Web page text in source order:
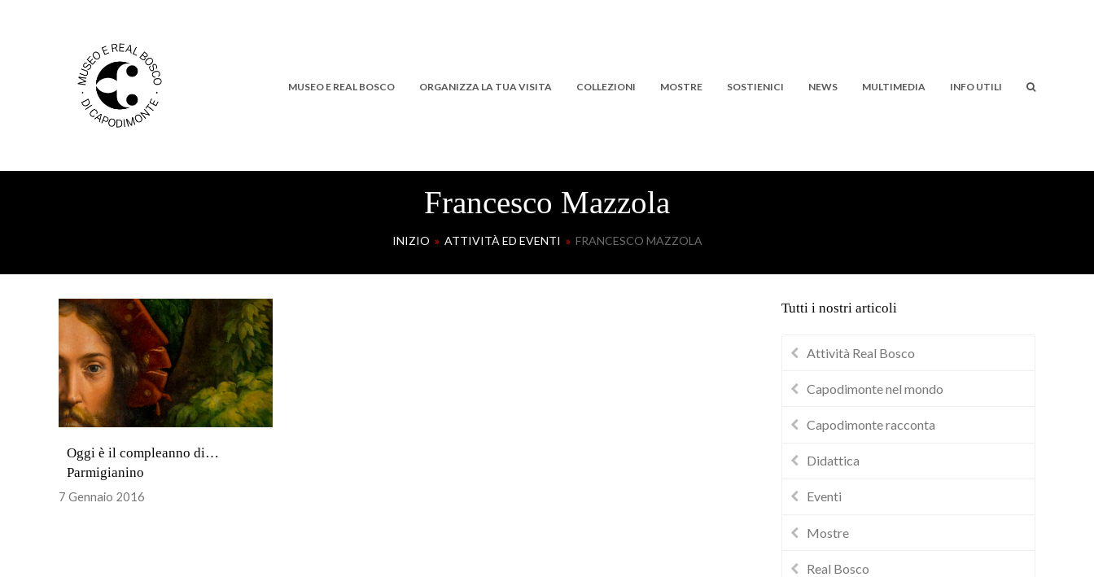
MUSEO E REAL BOSCO ORGANIZZA LA TUA VISITA COLLEZIONI MOSTRE SOSTIENICI NEWS MULTIMEDIA INFO UTILI
Francesco Mazzola
INIZIO » ATTIVITÀ ED EVENTI » FRANCESCO MAZZOLA
Oggi è il compleanno di…
Parmigianino
7 Gennaio 2016
Tutti i nostri articoli
Attività Real Bosco
Capodimonte nel mondo
Capodimonte racconta
Didattica
Eventi
Mostre
Real Bosco